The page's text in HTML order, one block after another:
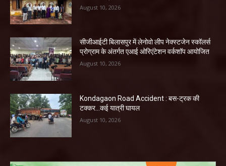
August 10, 2026
सीजीआईटी बिलासपुर में लेनोवो लीप नेक्स्टजेन स्कॉलर्स
प्रोग्राम के अंतर्गत एआई ओरिएंटेशन वर्कशॉप आयोजित
August 10, 2026
Kondagaon Road Accident : बस-ट्रक की
टक्कर…कई यात्री घायल
August 10, 2026